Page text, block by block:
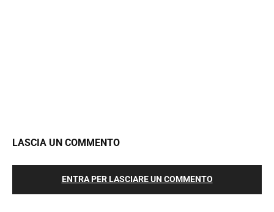
LASCIA UN COMMENTO
ENTRA PER LASCIARE UN COMMENTO